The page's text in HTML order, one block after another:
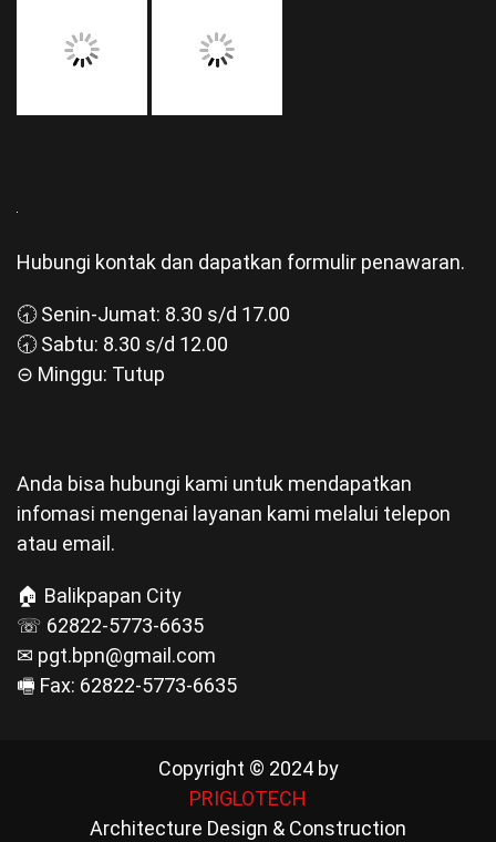
Hubungi kontak dan dapatkan formulir penawaran.
🕣 Senin-Jumat: 8.30 s/d 17.00
🕣 Sabtu: 8.30 s/d 12.00
⊝ Minggu: Tutup
Anda bisa hubungi kami untuk mendapatkan
infomasi mengenai layanan kami melalui telepon
atau email.
🏠 Balikpapan City
☏ 62822-5773-6635
✉ pgt.bpn@gmail.com
🖷 Fax: 62822-5773-6635
Copyright © 2024 by
PRIGLOTECH
Architecture Design & Construction